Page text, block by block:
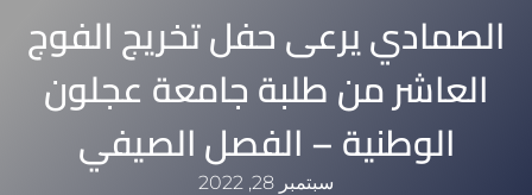
الصمادي يرعى حفل تخريج الفوج
العاشر من طلبة جامعة عجلون
الوطنية – الفصل الصيفي
سبتمبر 28, 2022